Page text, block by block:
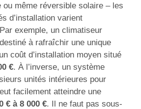
ou même réversible solaire – les
d’installation varient
exemple, un climatiseur
à rafraîchir une unique
coût d’installation moyen situé
€. À l’inverse, un système
unités intérieures pour
facilement atteindre une
€ à 8 000 €. Il ne faut pas sous-